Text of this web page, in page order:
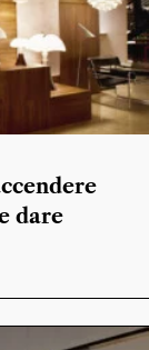
dare